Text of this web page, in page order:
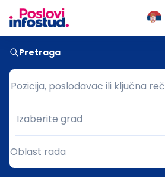
Pretraga
Pozicija, poslodavac ili ključna reč
Pozicija, poslodavac ili ključna reč
Grad
Izaberite grad
Oblast rada